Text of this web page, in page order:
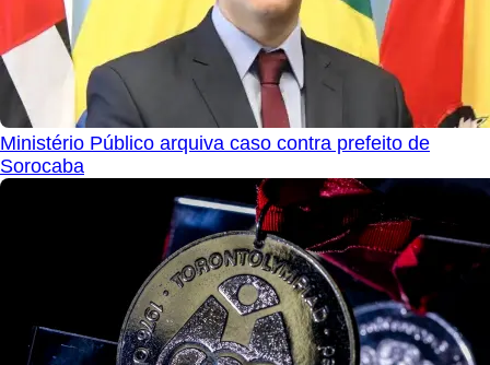
Ministério Público arquiva caso contra prefeito de
Sorocaba